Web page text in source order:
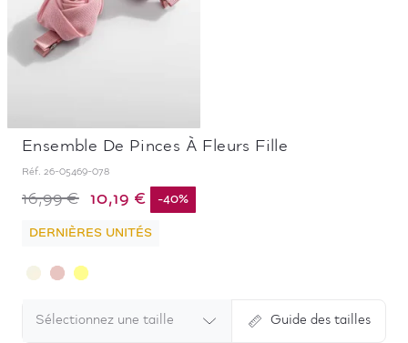
Ensemble De Pinces À Fleurs Fille
Réf. 26-05469-078
16,99 € 10,19 € -40%
DERNIÈRES UNITÉS
Sélectionnez une taille Guide des tailles